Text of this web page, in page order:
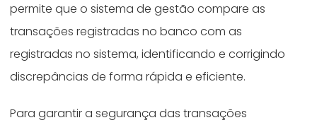
permite que o sistema de gestão compare as
transações registradas no banco com as
registradas no sistema, identificando e corrigindo
discrepâncias de forma rápida e eficiente.
Para garantir a segurança das transações